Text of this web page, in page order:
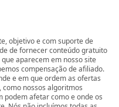
objetivo e com suporte de
de fornecer conteúdo gratuito
aparecem em nosso site
compensação de afiliado.
e em que ordem as ofertas
nossos algoritmos
podem afetar como e onde os